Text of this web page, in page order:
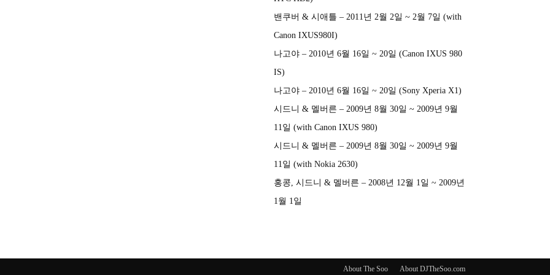
밴쿠버 & 시애틀 – 2011년 2월 2일 ~ 2월 7일 (with
Canon IXUS980I)
나고야 – 2010년 6월 16일 ~ 20일 (Canon IXUS 980
IS)
나고야 – 2010년 6월 16일 ~ 20일 (Sony Xperia X1)
시드니 & 멜버른 – 2009년 8월 30일 ~ 2009년 9월
11일 (with Canon IXUS 980)
시드니 & 멜버른 – 2009년 8월 30일 ~ 2009년 9월
11일 (with Nokia 2630)
홍콩, 시드니 & 멜버른 – 2008년 12월 1일 ~ 2009년
1월 1일
About The Soo About DJTheSoo.com